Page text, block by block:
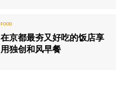
在京都最夯又好吃的饭店享
用独创和风早餐